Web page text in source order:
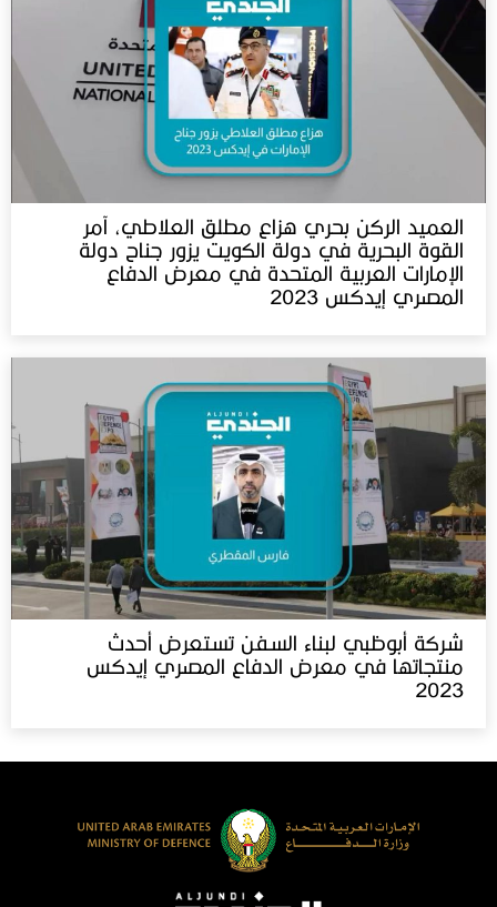
العميد الركن بحري هزاع مطلق العلاطي، آمر
القوة البحرية في دولة الكويت يزور جناح دولة
الإمارات العربية المتحدة في معرض الدفاع
المصري إيدكس 2023
شركة أبوظبي لبناء السفن تستعرض أحدث
منتجاتها في معرض الدفاع المصري إيدكس‬⁩
2023